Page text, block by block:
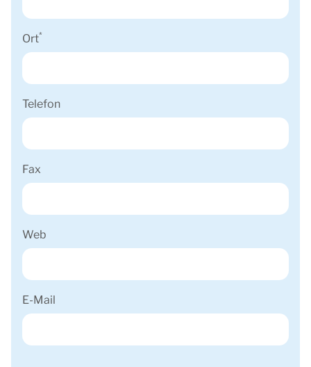
Ort*
Telefon
Fax
Web
E-Mail